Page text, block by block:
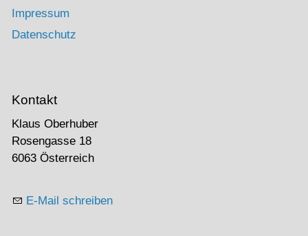
Impressum
Datenschutz
Kontakt
Klaus Oberhuber
Rosengasse 18
6063 Österreich
E-Mail schreiben